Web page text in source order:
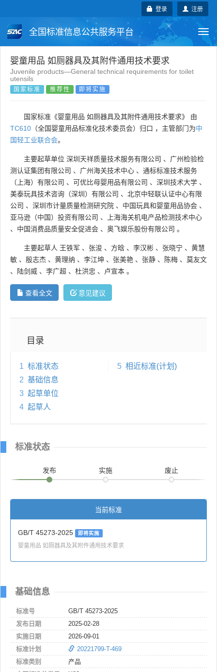
注册
登录
全国标准信息公共服务平台
国家标准 行业标准 地方标准
团体标准
婴童用品 如厕器具及其附件通用技术要求
Juvenile products—General technical requirements for toilet
utensils
国家标准 推荐性 即将实施
国家标准《婴童用品 如厕器具及其附件通用技术要求》 由
TC610 （全国婴童用品标准化技术委员会）归口 ，主管部门为中
国轻工业联合会。
主要起草单位 深圳天祥质量技术服务有限公司 、 广州检验检
测认证集团有限公司 、 广州海关技术中心 、 通标标准技术服务
（上海）有限公司 、 可优比母婴用品有限公司 、 深圳技术大学 、
美泰玩具技术咨询（深圳）有限公司 、 北京中轻联认证中心有限
公司 、 深圳市计量质量检测研究院 、 中国玩具和婴童用品协会 、
亚马逊（中国）投资有限公司 、
上海海关机电产品检测技术中心
、 中国消费品质量安全促进会 、 奥飞娱乐股份有限公司 。
主要起草人 王铁军 、 张浚 、 方晗 、 李汉彬 、 张晓宁 、 黄慧
敏 、 殷志杰 、 黄理纳 、 李江坤 、 张美艳 、 张静 、 陈梅 、 莫友文
、
陆剑威 、 李广超 、 杜洪忠 、 卢宣本 。
查看全文 意见建议
目录
1 标准状态
2 基础信息
3 起草单位
4 起草人
5 相近标准(计划)
标准状态
发布 实施 废止
当前标准
GB/T 45273-2025 即将实施
婴童用品 如厕器具及其附件通用技术要求
基础信息
标准号
GB/T 45273-2025
发布日期
2025-02-28
实施日期
2026-09-01
标准计划
20221799-T-469
标准类别
产品